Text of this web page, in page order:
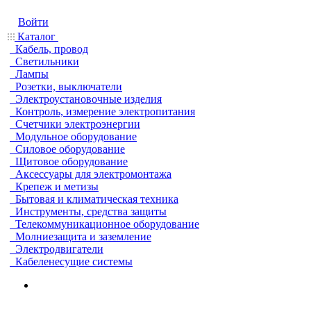
Войти
Каталог
Кабель, провод
Светильники
Лампы
Розетки, выключатели
Электроустановочные изделия
Контроль, измерение электропитания
Счетчики электроэнергии
Модульное оборудование
Силовое оборудование
Щитовое оборудование
Аксессуары для электромонтажа
Крепеж и метизы
Бытовая и климатическая техника
Инструменты, средства защиты
Телекоммуникационное оборудование
Молниезащита и заземление
Электродвигатели
Кабеленесущие системы